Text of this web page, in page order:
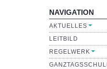
NAVIGATION
AKTUELLES
LEITBILD
REGELWERK